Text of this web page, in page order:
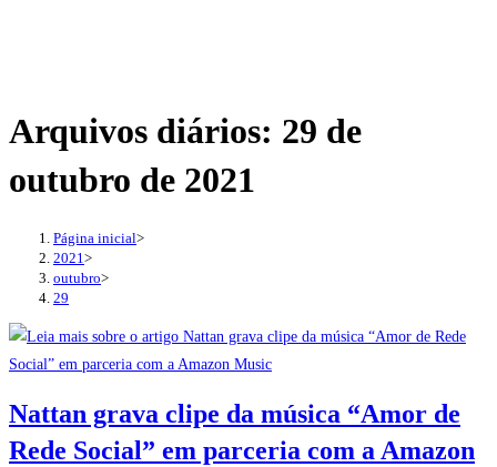
Arquivos diários: 29 de
outubro de 2021
Página inicial>
2021 >
outubro>
29
Nattan grava clipe da música “Amor de
Rede Social” em parceria com a Amazon